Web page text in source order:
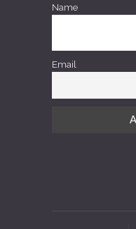
Name
Email